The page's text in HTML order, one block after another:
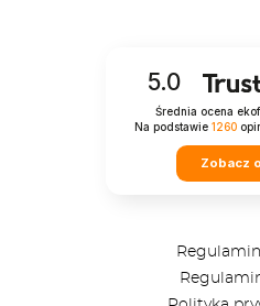
5.0
Średnia ocena
Na podstawie 1260
Zobacz